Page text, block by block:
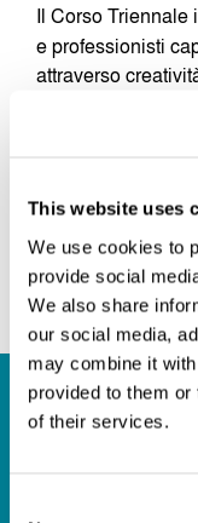
This website uses
We use cookies to
provide social
We also share
our social media,
may combine it
provided to them
of their services.
Il Corso Triennale
e professionisti
attraverso
percorso integra
innovazione
MAGGIORI